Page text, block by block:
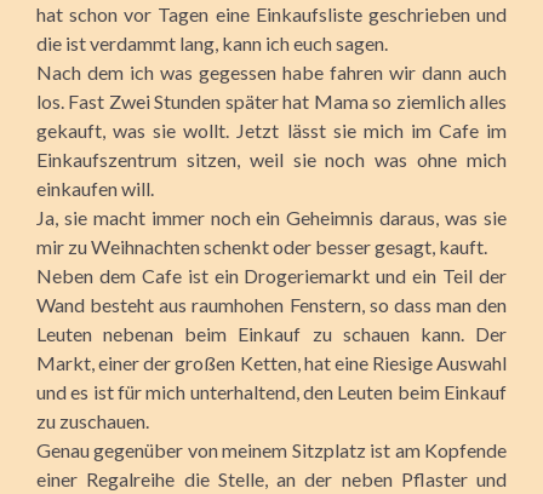
hat schon vor Tagen eine Einkaufsliste geschrieben und
die ist verdammt lang, kann ich euch sagen.
Nach dem ich was gegessen habe fahren wir dann auch
los. Fast Zwei Stunden später hat Mama so ziemlich alles
gekauft, was sie wollt. Jetzt lässt sie mich im Cafe im
Einkaufszentrum sitzen, weil sie noch was ohne mich
einkaufen will.
Ja, sie macht immer noch ein Geheimnis daraus, was sie
mir zu Weihnachten schenkt oder besser gesagt, kauft.
Neben dem Cafe ist ein Drogeriemarkt und ein Teil der
Wand besteht aus raumhohen Fenstern, so dass man den
Leuten nebenan beim Einkauf zu schauen kann. Der
Markt, einer der großen Ketten, hat eine Riesige Auswahl
und es ist für mich unterhaltend, den Leuten beim Einkauf
zu zuschauen.
Genau gegenüber von meinem Sitzplatz ist am Kopfende
einer Regalreihe die Stelle, an der neben Pflaster und